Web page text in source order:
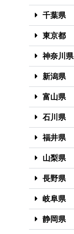
千葉県
東京都
神奈川県
新潟県
富山県
石川県
福井県
山梨県
長野県
岐阜県
静岡県